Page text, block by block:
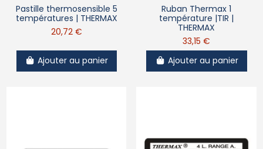
Pastille thermosensible 5
températures | THERMAX
20,72 €
Ajouter au panier
Ruban Thermax 1
température |TIR |
THERMAX
33,15 €
Ajouter au panier